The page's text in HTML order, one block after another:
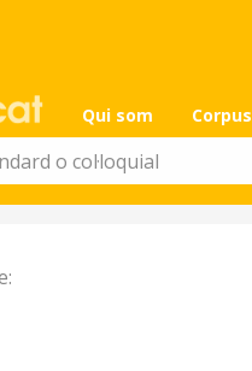
Qui som Corpus